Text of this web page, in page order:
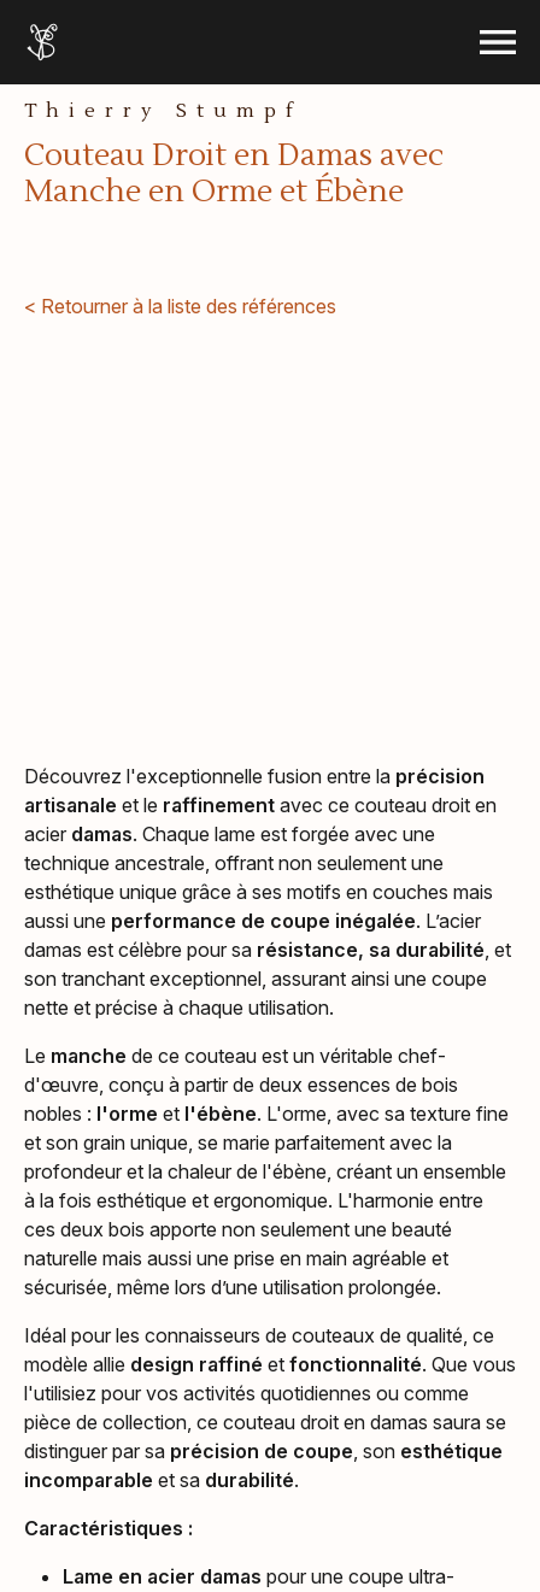
Aller au contenu
Accueil Ouvrir
menu
Thierry Stumpf
Couteau Droit en Damas avec
Manche en Orme et Ébène
< Retourner à la liste des références
Découvrez l'exceptionnelle fusion entre la précision
artisanale et le raffinement avec ce couteau droit en
acier damas. Chaque lame est forgée avec une
technique ancestrale, offrant non seulement une
esthétique unique grâce à ses motifs en couches mais
aussi une performance de coupe inégalée. L’acier
damas est célèbre pour sa résistance, sa durabilité, et
son tranchant exceptionnel, assurant ainsi une coupe
nette et précise à chaque utilisation.
Le manche de ce couteau est un véritable chef-
d'œuvre, conçu à partir de deux essences de bois
nobles : l'orme et l'ébène. L'orme, avec sa texture fine
et son grain unique, se marie parfaitement avec la
profondeur et la chaleur de l'ébène, créant un ensemble
à la fois esthétique et ergonomique. L'harmonie entre
ces deux bois apporte non seulement une beauté
naturelle mais aussi une prise en main agréable et
sécurisée, même lors d’une utilisation prolongée.
Idéal pour les connaisseurs de couteaux de qualité, ce
modèle allie design raffiné et fonctionnalité. Que vous
l'utilisiez pour vos activités quotidiennes ou comme
pièce de collection, ce couteau droit en damas saura se
distinguer par sa précision de coupe, son esthétique
incomparable et sa durabilité.
Caractéristiques :
Lame en acier damas pour une coupe ultra-